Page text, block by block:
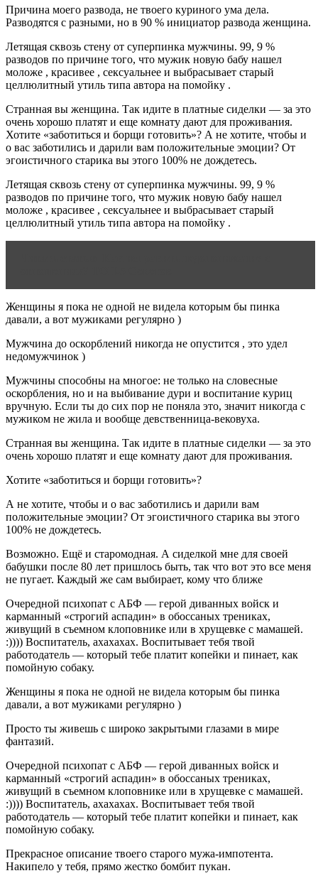
Причина моего развода, не твоего куриного ума дела.
Разводятся с разными, но в 90 % инициатор развода женщина.
Летящая сквозь стену от суперпинка мужчины. 99, 9 %
разводов по причине того, что мужик новую бабу нашел
моложе , красивее , сексуальнее и выбрасывает старый
целлюлитный утиль типа автора на помойку .
Странная вы женщина. Так идите в платные сиделки — за это
очень хорошо платят и еще комнату дают для проживания.
Хотите «заботиться и борщи готовить»? А не хотите, чтобы и
о вас заботились и дарили вам положительные эмоции? От
эгоистичного старика вы этого 100% не дождетесь.
Летящая сквозь стену от суперпинка мужчины. 99, 9 %
разводов по причине того, что мужик новую бабу нашел
моложе , красивее , сексуальнее и выбрасывает старый
целлюлитный утиль типа автора на помойку .
Женщины я пока не одной не видела которым бы пинка
давали, а вот мужиками регулярно )
Мужчина до оскорблений никогда не опустится , это удел
недомужчинок )
Мужчины способны на многое: не только на словесные
оскорбления, но и на выбивание дури и воспитание куриц
вручную. Если ты до сих пор не поняла это, значит никогда с
мужиком не жила и вообще девственница-вековуха.
Странная вы женщина. Так идите в платные сиделки — за это
очень хорошо платят и еще комнату дают для проживания.
Хотите «заботиться и борщи готовить»?
А не хотите, чтобы и о вас заботились и дарили вам
положительные эмоции? От эгоистичного старика вы этого
100% не дождетесь.
Возможно. Ещё и старомодная. А сиделкой мне для своей
бабушки после 80 лет пришлось быть, так что вот это все меня
не пугает. Каждый же сам выбирает, кому что ближе
Очередной психопат с АБФ — герой диванных войск и
карманный «строгий аспадин» в обоссаных трениках,
живущий в съемном клоповнике или в хрущевке с мамашей.
:)))) Воспитатель, ахахахах. Воспитывает тебя твой
работодатель — который тебе платит копейки и пинает, как
помойную собаку.
Женщины я пока не одной не видела которым бы пинка
давали, а вот мужиками регулярно )
Просто ты живешь с широко закрытыми глазами в мире
фантазий.
Очередной психопат с АБФ — герой диванных войск и
карманный «строгий аспадин» в обоссаных трениках,
живущий в съемном клоповнике или в хрущевке с мамашей.
:)))) Воспитатель, ахахахах. Воспитывает тебя твой
работодатель — который тебе платит копейки и пинает, как
помойную собаку.
Прекрасное описание твоего старого мужа-импотента.
Накипело у тебя, прямо жестко бомбит пукан.